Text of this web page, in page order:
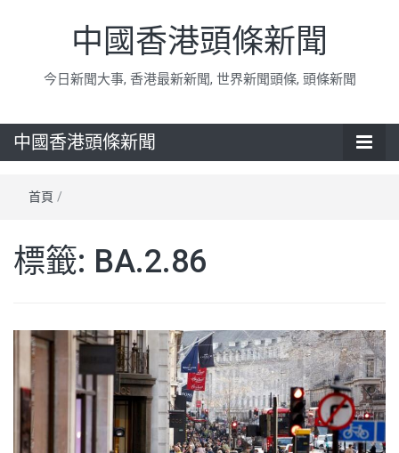
中國香港頭條新聞
今日新聞大事, 香港最新新聞, 世界新聞頭條, 頭條新聞
中國香港頭條新聞
首頁 /
標籤: BA.2.86